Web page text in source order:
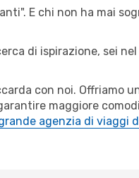
E chi non ha mai
di ispirazione, sei
con noi. Offriamo
maggiore
agenzia di viaggi